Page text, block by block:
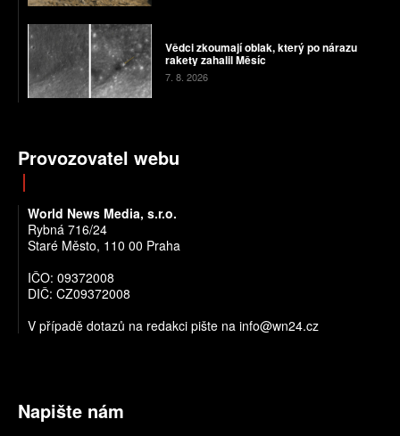
Vědci zkoumají oblak, který po nárazu
rakety zahalil Měsíc
7. 8. 2026
Provozovatel webu
World News Media, s.r.o.
Rybná 716/24
Staré Město, 110 00 Praha
IČO: 09372008
DIČ: CZ09372008
V případě dotazů na redakci pište na info@wn24.cz
Napište nám